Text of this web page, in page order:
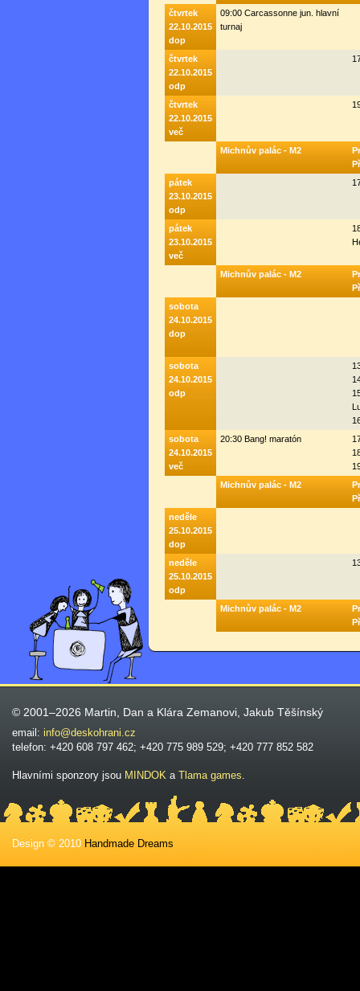
čtvrtek
22.10.2015
dop
09:00 Carcassonne jun. hlavní
turnaj
čtvrtek
22.10.2015
odp
čtvrtek
22.10.2015
več
Michnův palác - M2
pátek
23.10.2015
odp
pátek
23.10.2015
več
Michnův palác - M2
sobota
24.10.2015
dop
sobota
24.10.2015
odp
sobota
24.10.2015
več
20:30 Bang! maratón
Michnův palác - M2
neděle
25.10.2015
dop
neděle
25.10.2015
odp
Michnův palác - M2
© 2001–2026 Martin, Dan a Klára Zemanovi, Jakub Těšínský
email: info@deskohrani.cz
telefon: +420 608 797 462; +420 775 989 529; +420 777 852 582
Hlavními sponzory jsou MINDOK a Tlama games.
Design © 2010 Handmade Dreams